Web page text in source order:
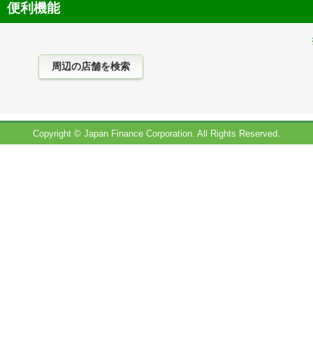
便利機能
Copyright © Japan Finance Corporation. All Rights Reserved.